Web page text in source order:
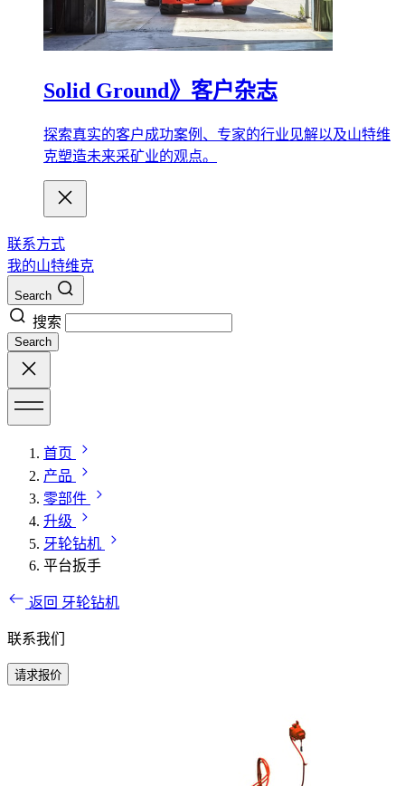
Solid Ground》客户杂志
探索真实的客户成功案例、专家的行业见解以及山特维
克塑造未来采矿业的观点。
联系方式
我的山特维克
Search
搜索
Search
首页
产品
零部件
升级
牙轮钻机
平台扳手
返回 牙轮钻机
联系我们
请求报价